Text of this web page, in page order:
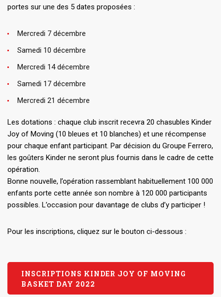
portes sur une des 5 dates proposées :
Mercredi 7 décembre
Samedi 10 décembre
Mercredi 14 décembre
Samedi 17 décembre
Mercredi 21 décembre
Les dotations : chaque club inscrit recevra 20 chasubles Kinder
Joy of Moving (10 bleues et 10 blanches) et une récompense
pour chaque enfant participant. Par décision du Groupe Ferrero,
les goûters Kinder ne seront plus fournis dans le cadre de cette
opération.
Bonne nouvelle, l’opération rassemblant habituellement 100 000
enfants porte cette année son nombre à 120 000 participants
possibles. L’occasion pour davantage de clubs d’y participer !
Pour les inscriptions, cliquez sur le bouton ci-dessous :
INSCRIPTIONS KINDER JOY OF MOVING
BASKET DAY 2022